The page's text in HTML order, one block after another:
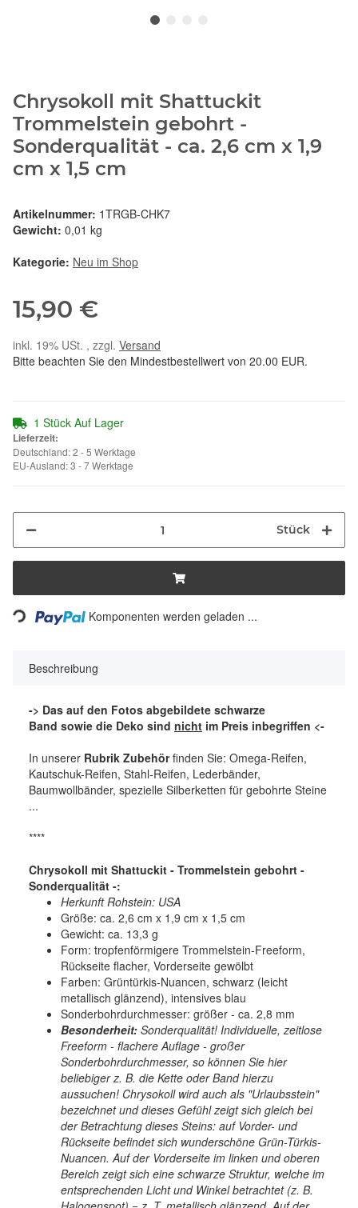
Chrysokoll mit Shattuckit
Trommelstein gebohrt -
Sonderqualität - ca. 2,6 cm x 1,9
cm x 1,5 cm
Artikelnummer: 1TRGB-CHK7
Gewicht: 0,01 kg
Kategorie: Neu im Shop
15,90 €
inkl. 19% USt. , zzgl. Versand
Bitte beachten Sie den Mindestbestellwert von 20.00 EUR.
1 Stück Auf Lager
Lieferzeit:
Deutschland: 2 - 5 Werktage
EU-Ausland: 3 - 7 Werktage
Stück
Loading... Komponenten werden geladen ...
Beschreibung
-> Das auf den Fotos abgebildete schwarze
Band sowie die Deko sind nicht im Preis inbegriffen <-
In unserer Rubrik Zubehörfinden Sie: Omega-Reifen,
Kautschuk-Reifen, Stahl-Reifen, Lederbänder,
Baumwollbänder, spezielle Silberketten für gebohrte Steine
...
****
Chrysokoll mit Shattuckit - Trommelstein gebohrt -
Sonderqualität -:
Herkunft Rohstein: USA
Größe: ca. 2,6 cm x 1,9 cm x 1,5 cm
Gewicht: ca. 13,3 g
Form: tropfenförmigere Trommelstein-Freeform,
Rückseite flacher, Vorderseite gewölbt
Farben: Grüntürkis-Nuancen, schwarz (leicht
metallisch glänzend), intensives blau
Sonderbohrdurchmesser: größer - ca. 2,8 mm
Besonderheit: Sonderqualität! Individuelle, zeitlose
Freeform - flachere Auflage - großer
Sonderbohrdurchmesser, so können Sie hier
beliebiger z. B. die Kette oder Band hierzu
aussuchen! Chrysokoll wird auch als "Urlaubsstein"
bezeichnet und dieses Gefühl zeigt sich gleich bei
der Betrachtung dieses Steins: auf Vorder- und
Rückseite befindet sich wunderschöne Grün-Türkis-
Nuancen. Auf der Vorderseite im linken und oberen
Bereich zeigt sich eine schwarze Struktur, welche im
entsprechenden Licht und Winkel betrachtet (z. B.